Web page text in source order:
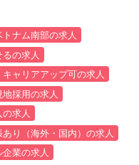
ナム南部の求人
の求人
ャリアアップ可の求人
採用の求人
求人
あり（海外・国内）の求人
業の求人